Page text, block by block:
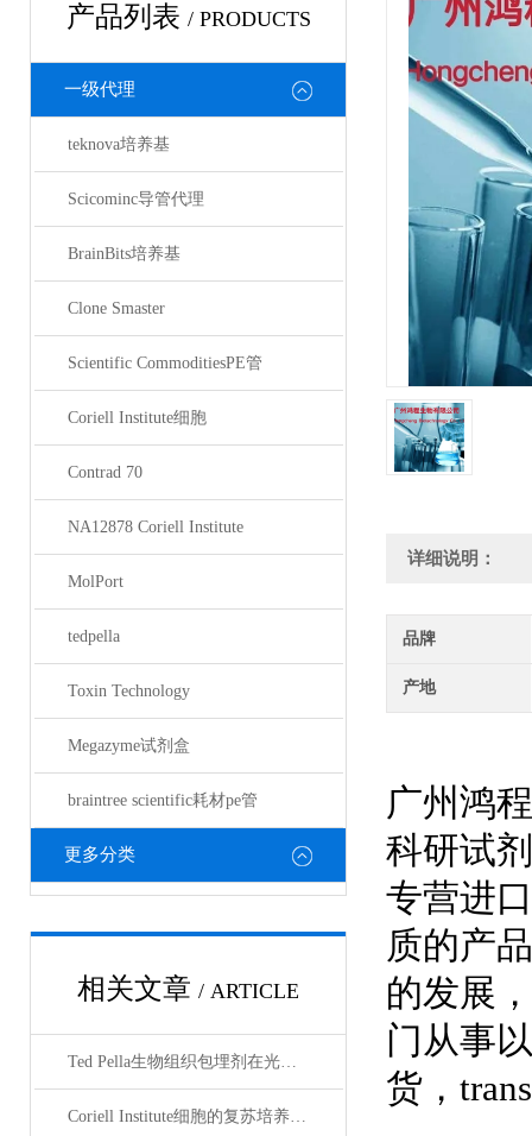
产品列表 / PRODUCTS
一级代理
teknova培养基
Scicominc导管代理
BrainBits培养基
Clone Smaster
Scientific CommoditiesPE管
Coriell Institute细胞
Contrad 70
NA12878 Coriell Institute
MolPort
tedpella
Toxin Technology
Megazyme试剂盒
braintree scientific耗材pe管
更多分类
相关文章 / ARTICLE
Ted Pella生物组织包埋剂在光镜与电镜联用技术中的应用
Coriell Institute细胞的复苏培养与质量控制规范
详细说明：
品牌
产地
广州鸿
科研试
专营进
质的产
的发展
门从事
货，